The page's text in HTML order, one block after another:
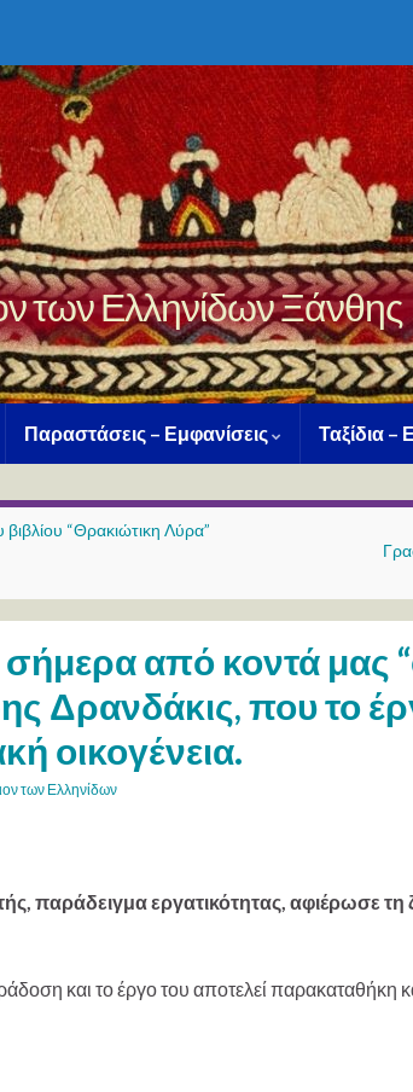
των Ελληνίδων Ξάνθης
Παραστάσεις – Εμφανίσεις Ταξίδια –
“Θρακιώτικη Λύρα”
από κοντά μας
Δρανδάκις, που το
οικογένεια.
των Ελληνίδων
παράδειγμα εργατικότητας, αφιέρωσε
και το έργο του αποτελεί παρακαταθήκη